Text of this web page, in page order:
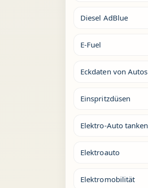
Diesel AdBlue
E-Fuel
Eckdaten von Autos
Einspritzdüsen
Elektro-Auto tanken
Elektroauto
Elektromobilität